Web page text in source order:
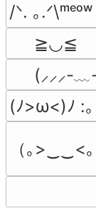
/ᐠ. ｡
≧◡≦
(⸝⸝⸝-
(ﾉ>ω<)ﾉ :
（｡>‿‿<｡